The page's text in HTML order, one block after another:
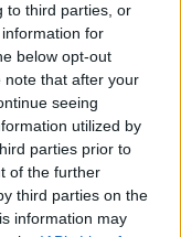
to third parties, or
for
below opt-out
note that after your
seeing
utilized by
parties prior to
of the further
third parties on the
information may
megvalósul”